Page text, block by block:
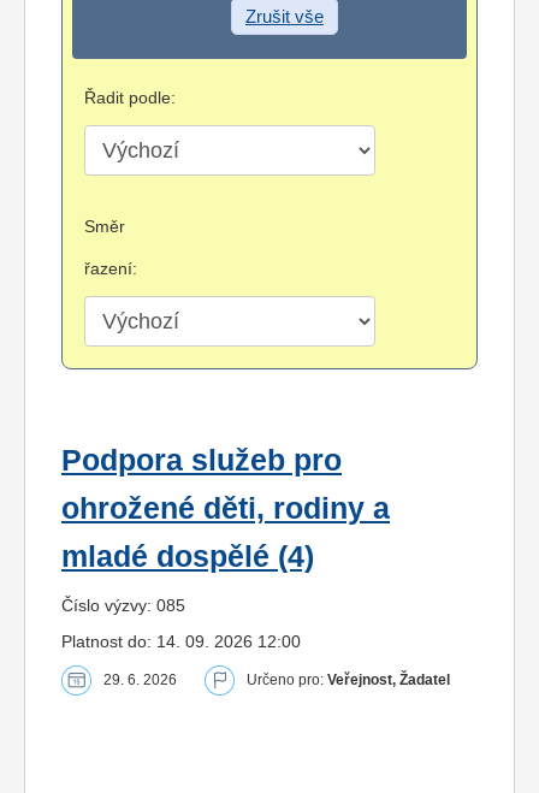
Zrušit vše
Řadit podle:
Směr
řazení:
Podpora služeb pro
ohrožené děti, rodiny a
mladé dospělé (4)
Číslo výzvy: 085
Platnost do: 14. 09. 2026 12:00
29. 6. 2026 Určeno pro: Veřejnost, Žadatel